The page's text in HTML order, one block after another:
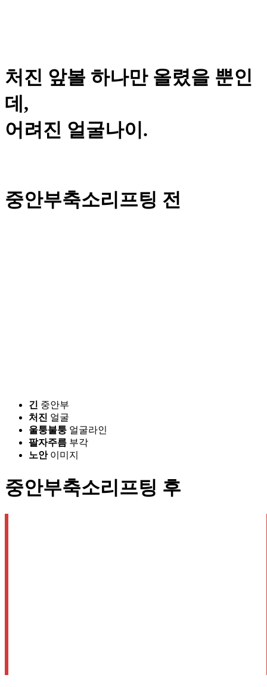
처진 앞볼 하나만 올렸을 뿐인
데,
어려진 얼굴나이.
중안부축소리프팅 전
긴 중안부
처진 얼굴
울퉁불퉁 얼굴라인
팔자주름 부각
노안이미지
중안부축소리프팅 후